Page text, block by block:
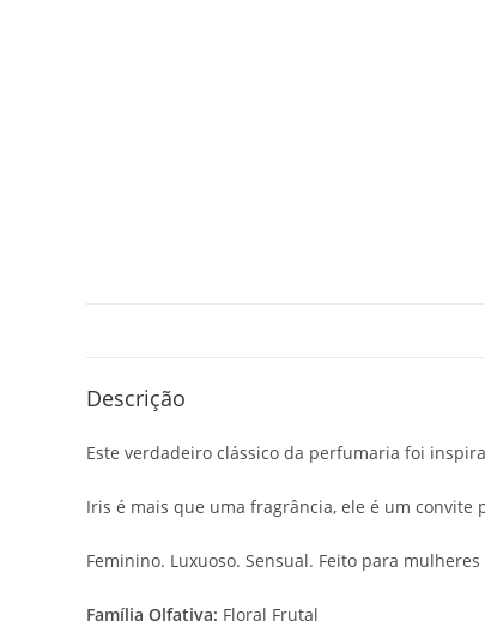
Descrição
Este verdadeiro clássico da perfumaria foi
Iris é mais que uma fragrância, ele é um convite
Feminino. Luxuoso. Sensual. Feito para
Família Olfativa: Floral Frutal